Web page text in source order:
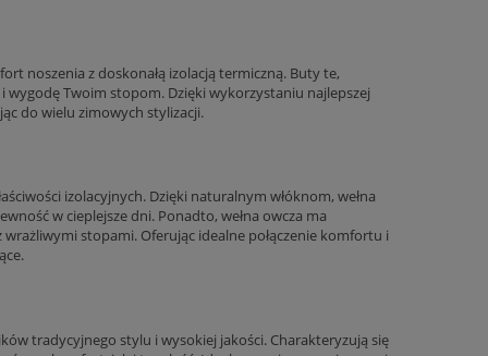
noszenia z doskonałą izolacją termiczną. Buty te,
wygodę Twoim stopom. Dzięki wykorzystaniu najlepszej
do wielu zimowych stylizacji.
izolacyjnych. Dzięki naturalnym włóknom, wełna
w cieplejsze dni. Ponadto, wełna owcza ma
stopami. Oferując idealne połączenie komfortu i
tradycyjnego stylu i wysokiej jakości. Charakteryzują się